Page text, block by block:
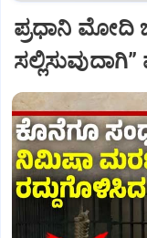
ಪ್ರಧಾನಿ ಮೋದಿ